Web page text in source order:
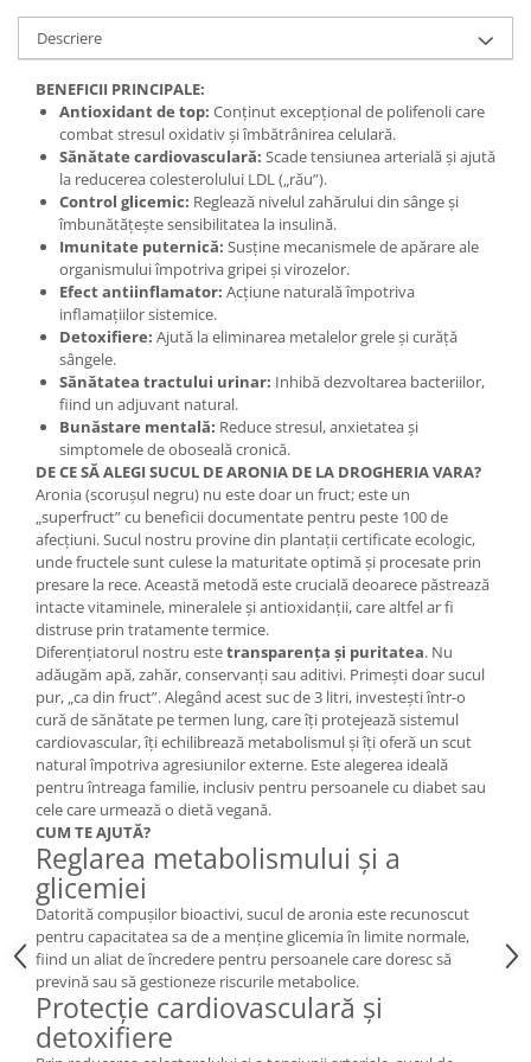
Mary & May
COSRX
BIODANCE
OOTD
Cettua
Haruharu Wonder
Medicube
ARIUL
Dr. Althea
DELLA BORN
Seleniu
Silimarina
Spirulina
Ulei de cocos
Ulei de peste
Ulei MCT
Vitamina A
Vitamina B
Vitamina C
Vitamina D
Vitamina E
Vitamina K
Zinc
Cătină
Chlorella
Colina
Electroliti
Produse Apicole
Cacao
Descriere
BENEFICII PRINCIPALE:
Antioxidant de top: Conținut excepțional de polifenoli care
combat stresul oxidativ și îmbătrânirea celulară.
Sănătate cardiovasculară: Scade tensiunea arterială și ajută
la reducerea colesterolului LDL („rău”).
Control glicemic: Reglează nivelul zahărului din sânge și
îmbunătățește sensibilitatea la insulină.
Imunitate puternică: Susține mecanismele de apărare ale
organismului împotriva gripei și virozelor.
Efect antiinflamator: Acțiune naturală împotriva
inflamațiilor sistemice.
Detoxifiere: Ajută la eliminarea metalelor grele și curăță
sângele.
Sănătatea tractului urinar: Inhibă dezvoltarea bacteriilor,
fiind un adjuvant natural.
Bunăstare mentală: Reduce stresul, anxietatea și
simptomele de oboseală cronică.
DE CE SĂ ALEGI SUCUL DE ARONIA DE LA DROGHERIA VARA?
Aronia (scorușul negru) nu este doar un fruct; este un
„superfruct” cu beneficii documentate pentru peste 100 de
afecțiuni. Sucul nostru provine din plantații certificate ecologic,
unde fructele sunt culese la maturitate optimă și procesate prin
presare la rece. Această metodă este crucială deoarece păstrează
intacte vitaminele, mineralele și antioxidanții, care altfel ar fi
distruse prin tratamente termice.
Diferențiatorul nostru estetransparența și puritatea. Nu
adăugăm apă, zahăr, conservanți sau aditivi. Primești doar sucul
pur, „ca din fruct”. Alegând acest suc de 3 litri, investești într-o
cură de sănătate pe termen lung, care îți protejează sistemul
cardiovascular, îți echilibrează metabolismul și îți oferă un scut
natural împotriva agresiunilor externe. Este alegerea ideală
pentru întreaga familie, inclusiv pentru persoanele cu diabet sau
cele care urmează o dietă vegană.
CUM TE AJUTĂ?
Reglarea metabolismului și a
glicemiei
Datorită compușilor bioactivi, sucul de aronia este recunoscut
pentru capacitatea sa de a menține glicemia în limite normale,
fiind un aliat de încredere pentru persoanele care doresc să
prevină sau să gestioneze riscurile metabolice.
Protecție cardiovasculară și
detoxifiere